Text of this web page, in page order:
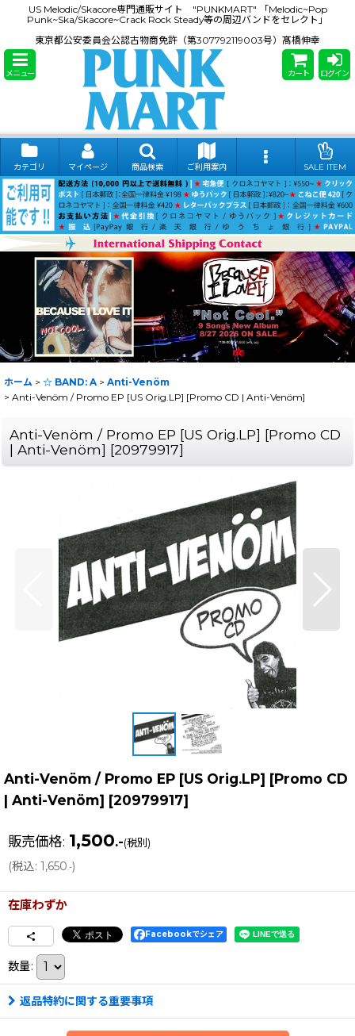
US Melodic/Skacore専門通販サイト "PUNKMART" 「Melodic~Pop
Punk~Ska/Skacore~Crack Rock Steady等の周辺バンドをセレクト」
東京都公安委員会公認古物商免許（第307792119003号）髙橋伸幸
メニュー カート ログイン
カテゴリ マイページ 商品検索 ご利用案内 SALE ITEM
ホーム > ☆ BAND: A > Anti-Venöm
> Anti-Venöm / Promo EP [US Orig.LP] [Promo CD | Anti-Venöm]
Anti-Venöm / Promo EP [US Orig.LP] [Promo CD
| Anti-Venöm] [20979917]
Anti-Venöm / Promo EP [US Orig.LP] [Promo CD
| Anti-Venöm] [20979917]
販売価格: 1,500.-(税別)
(税込: 1,650.-)
在庫わずか
Facebookでシェア
数量:
返品特約に関する重要事項